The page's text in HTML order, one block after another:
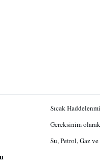
Sıcak
Gereksinim olarak
Su, Petrol, Gaz ve